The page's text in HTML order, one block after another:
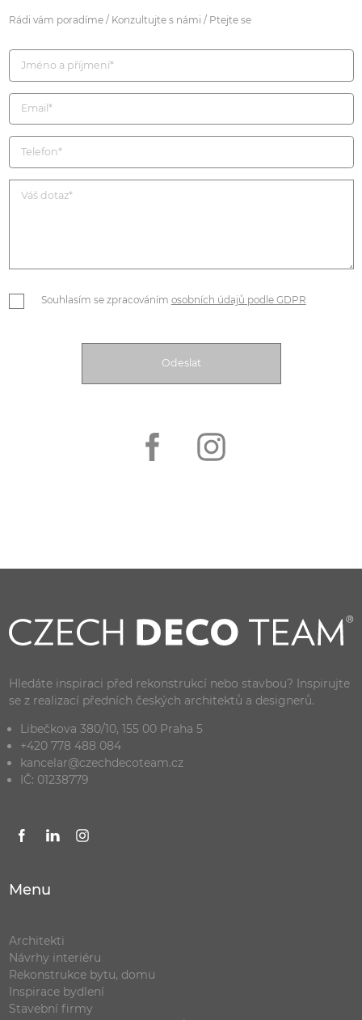
Rádi vám poradíme / Konzultujte s námi / Ptejte se
Souhlasím se zpracováním osobních údajů podle GDPR
Hledáte inspiraci před rekonstrukcí nebo stavbou? Inspirujte
se z realizací předních českých architektů a designerů.
Libečkova 380/10, 155 00 Praha 5
+420 778 488 084
kancelar@czechdecoteam.cz
IČ: 01238779
Menu
Architekti
Návrhy interiéru
Rekonstrukce bytu, domu
Inspirace bydlení
Stavební firmy